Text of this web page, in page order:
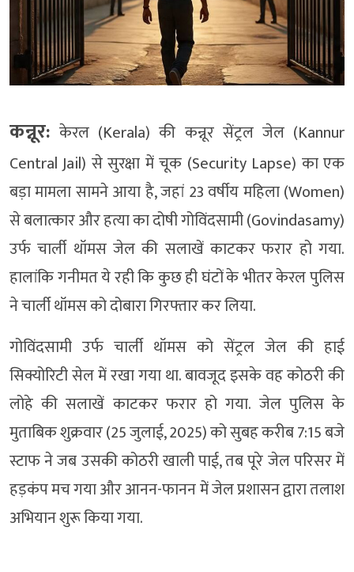
कन्नूर: केरल (Kerala) की कन्नूर सेंट्रल जेल (Kannur
Central Jail) से सुरक्षा में चूक (Security Lapse) का एक
बड़ा मामला सामने आया है, जहां 23 वर्षीय महिला (Women)
से बलात्कार और हत्या का दोषी गोविंदसामी (Govindasamy)
उर्फ चार्ली थॉमस जेल की सलाखें काटकर फरार हो गया.
हालांकि गनीमत ये रही कि कुछ ही घंटों के भीतर केरल पुलिस
ने चार्ली थॉमस को दोबारा गिरफ्तार कर लिया.
गोविंदसामी उर्फ चार्ली थॉमस को सेंट्रल जेल की हाई
सिक्योरिटी सेल में रखा गया था. बावजूद इसके वह कोठरी की
लोहे की सलाखें काटकर फरार हो गया. जेल पुलिस के
मुताबिक शुक्रवार (25 जुलाई, 2025) को सुबह करीब 7:15 बजे
स्टाफ ने जब उसकी कोठरी खाली पाई, तब पूरे जेल परिसर में
हड़कंप मच गया और आनन-फानन में जेल प्रशासन द्वारा तलाश
अभियान शुरू किया गया.